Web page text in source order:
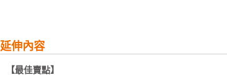
馬凱碩對全球政治中原始權力所扮演角色的分析發人深
感到痛苦。身為李光耀公共政策學院創院院長，馬凱碩
力。他的經歷和成就非一般人可以比擬。馬凱碩的回憶
因是英國分而治之的政策），我在信德的印度教族人紛
業也就不足為奇了。
延伸內容
【最佳賣點】